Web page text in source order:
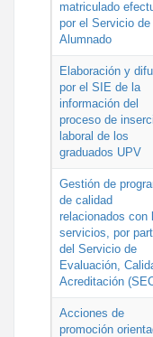
matriculado
por el Servicio de
Alumnado
Elaboración y
por el SIE de la
información del
proceso de
laboral de los
graduados UPV
Gestión de
de calidad
relacionados con
servicios, por
del Servicio de
Evaluación,
Acreditación
Acciones de
promoción